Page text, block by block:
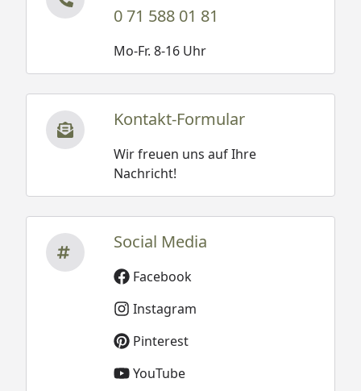
0 71 588 01 81
Mo-Fr. 8-16 Uhr
Kontakt-Formular
Wir freuen uns auf Ihre
Nachricht!
Social Media
Facebook
Instagram
Pinterest
YouTube